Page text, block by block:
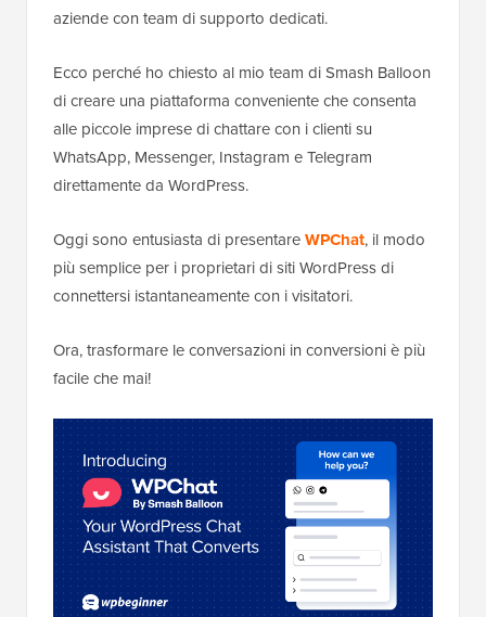
aziende con team di supporto dedicati.
Ecco perché ho chiesto al mio team di Smash Balloon
di creare una piattaforma conveniente che consenta
alle piccole imprese di chattare con i clienti su
WhatsApp, Messenger, Instagram e Telegram
direttamente da WordPress.
Oggi sono entusiasta di presentareWPChat, il modo
più semplice per i proprietari di siti WordPress di
connettersi istantaneamente con i visitatori.
Ora, trasformare le conversazioni in conversioni è più
facile che mai!